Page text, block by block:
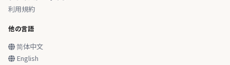
利用規約
他の言語
简体中文
English